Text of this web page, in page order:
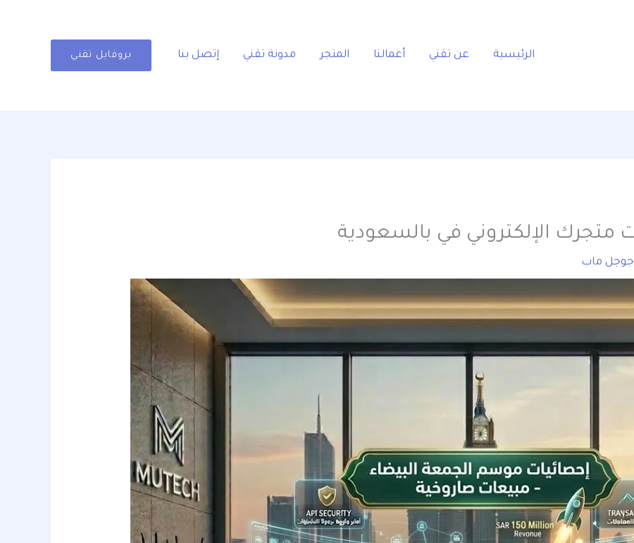
الرئيسية عن تقني أعمالنا المتجر مدونة تقني إتصل بنا بروفايل تقني
جوجل ماب